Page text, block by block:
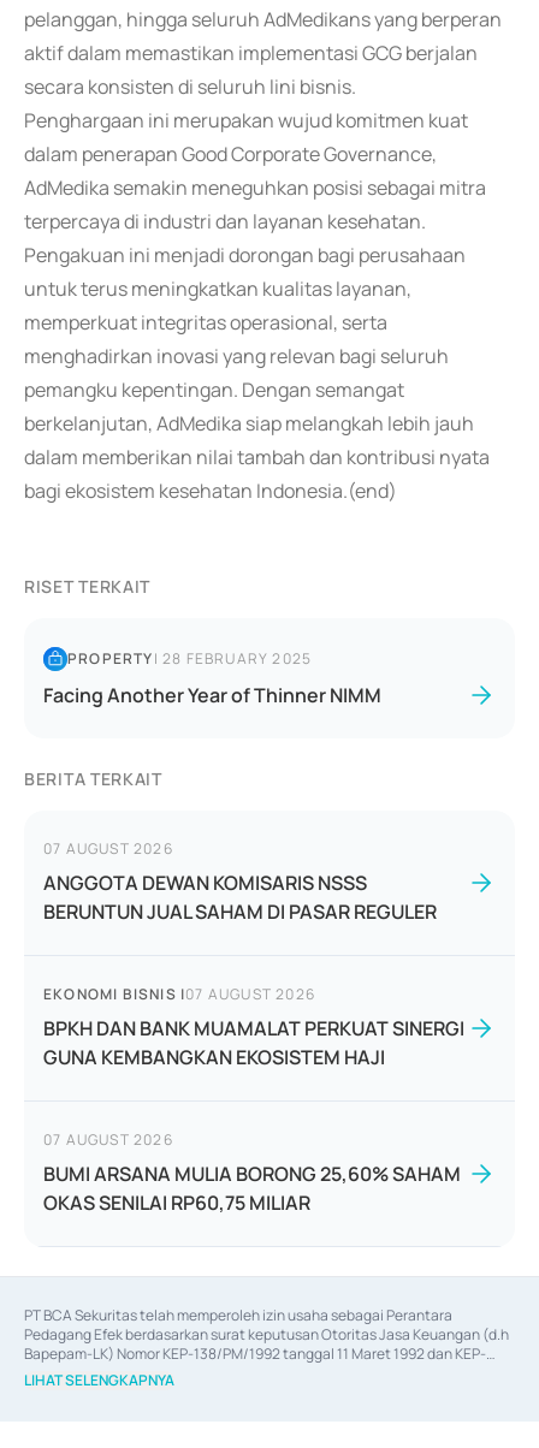
pelanggan, hingga seluruh AdMedikans yang berperan
aktif dalam memastikan implementasi GCG berjalan
secara konsisten di seluruh lini bisnis.
Penghargaan ini merupakan wujud komitmen kuat
dalam penerapan Good Corporate Governance,
AdMedika semakin meneguhkan posisi sebagai mitra
terpercaya di industri dan layanan kesehatan.
Pengakuan ini menjadi dorongan bagi perusahaan
untuk terus meningkatkan kualitas layanan,
memperkuat integritas operasional, serta
menghadirkan inovasi yang relevan bagi seluruh
pemangku kepentingan. Dengan semangat
berkelanjutan, AdMedika siap melangkah lebih jauh
dalam memberikan nilai tambah dan kontribusi nyata
bagi ekosistem kesehatan Indonesia.(end)
RISET TERKAIT
PROPERTY|28 FEBRUARY 2025
Facing Another Year of Thinner NIMM
BERITA TERKAIT
07 AUGUST 2026
ANGGOTA DEWAN KOMISARIS NSSS
BERUNTUN JUAL SAHAM DI PASAR REGULER
EKONOMI BISNIS |07 AUGUST 2026
BPKH DAN BANK MUAMALAT PERKUAT SINERGI
GUNA KEMBANGKAN EKOSISTEM HAJI
07 AUGUST 2026
BUMI ARSANA MULIA BORONG 25,60% SAHAM
OKAS SENILAI RP60,75 MILIAR
PT BCA Sekuritas telah memperoleh izin usaha sebagai Perantara
Pedagang Efek berdasarkan surat keputusan Otoritas Jasa Keuangan (d.h
Bapepam-LK) Nomor KEP-138/PM/1992 tanggal 11 Maret 1992 dan KEP-
06/D.04/2014 tanggal 28 Februari 2014, izin usaha sebagai Penjamin Emisi
Efek berdasarkan surat keputusan Otoritas Jasa Keuangan Nomor KEP-
LIHAT SELENGKAPNYA